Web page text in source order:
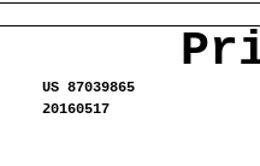
US 87039865
20160517